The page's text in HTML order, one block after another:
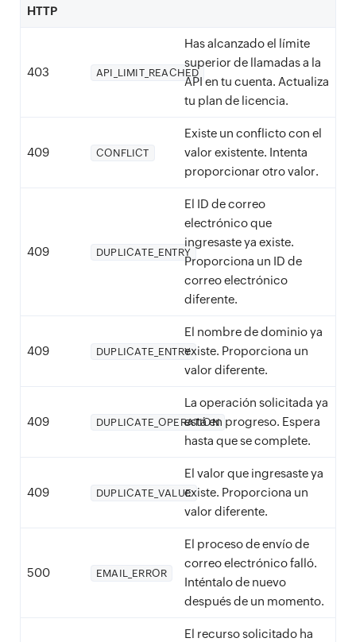
HTTP
403 API_LIMIT_REACHED
Has alcanzado el límite
superior de llamadas a la
API en tu cuenta. Actualiza
tu plan de licencia.
409 CONFLICT
Existe un conflicto con el
valor existente. Intenta
proporcionar otro valor.
409 DUPLICATE_ENTRY
El ID de correo
electrónico que
ingresaste ya existe.
Proporciona un ID de
correo electrónico
diferente.
409 DUPLICATE_ENTRY
El nombre de dominio ya
existe. Proporciona un
valor diferente.
409 DUPLICATE_OPERATION
La operación solicitada ya
está en progreso. Espera
hasta que se complete.
409 DUPLICATE_VALUE
El valor que ingresaste ya
existe. Proporciona un
valor diferente.
500 EMAIL_ERROR
El proceso de envío de
correo electrónico falló.
Inténtalo de nuevo
después de un momento.
El recurso solicitado ha